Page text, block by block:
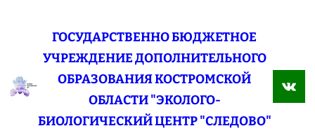
содержимому
ГОСУДАРСТВЕННО БЮДЖЕТНОЕ
УЧРЕЖДЕНИЕ ДОПОЛНИТЕЛЬНОГО
ОБРАЗОВАНИЯ КОСТРОМСКОЙ
ОБЛАСТИ "ЭКОЛОГО-
БИОЛОГИЧЕСКИЙ ЦЕНТР "СЛЕДОВО"